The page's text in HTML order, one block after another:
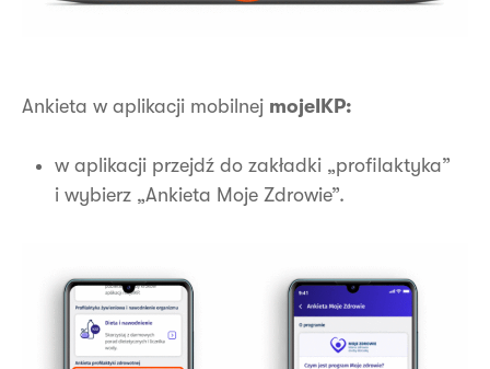
Ankieta w aplikacji mobilnej mojeIKP:
w aplikacji przejdź do zakładki „profilaktyka”
i wybierz „Ankieta Moje Zdrowie”.